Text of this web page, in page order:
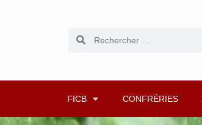
FICB CONFRÉRIES